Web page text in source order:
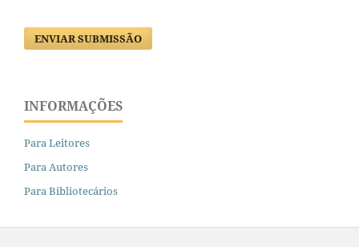
ENVIAR SUBMISSÃO
INFORMAÇÕES
Para Leitores
Para Autores
Para Bibliotecários